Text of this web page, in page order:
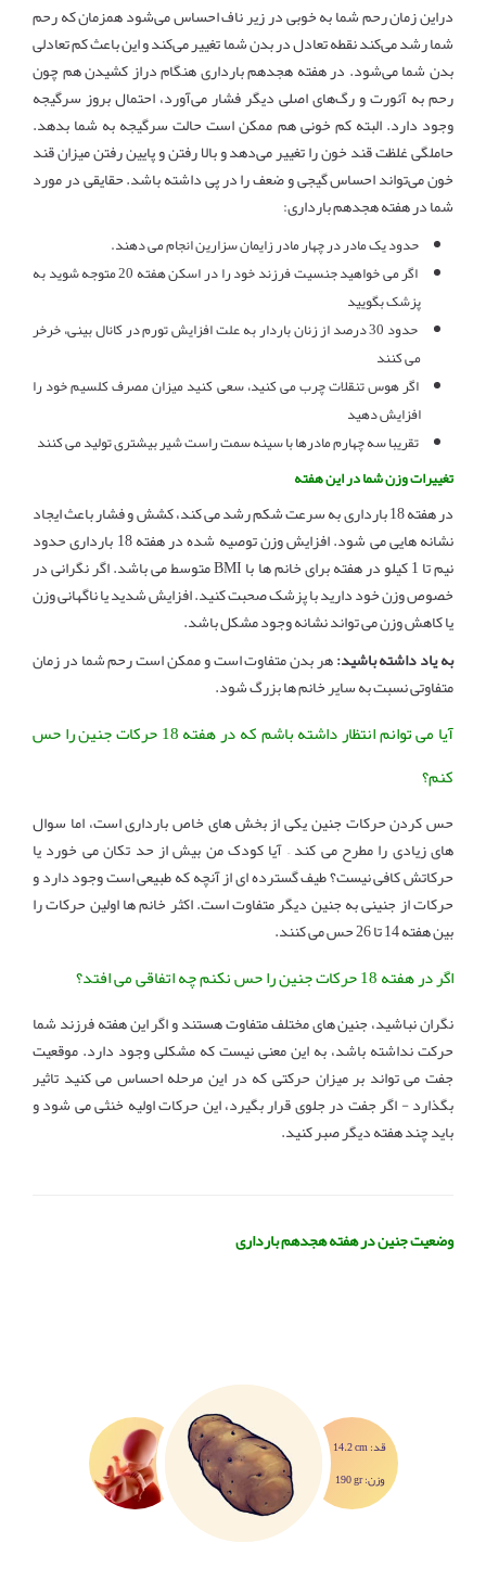
دراین زمان رحم شما به خوبی در زیر ناف احساس می‌شود همزمان که رحم
شما رشد می‌کند نقطه تعادل در بدن شما تغییر می‌کند و این باعث کم تعادلی
بدن شما می‌شود. در هفته هجدهم بارداری هنگام دراز کشیدن هم چون
رحم به آئورت و رگ‌های اصلی دیگر فشار می‌آورد، احتمال بروز سرگیجه
وجود دارد. البته کم خونی هم ممکن است حالت سرگیجه به شما بدهد.
حاملگی غلظت قند خون را تغییر می‌دهد و بالا رفتن و پایین رفتن میزان قند
خون می‌تواند احساس گیجی و ضعف را در پی داشته باشد. حقایقی در مورد
شما در هفته هجدهم بارداری:
حدود یک مادر در چهار مادر زایمان سزارین انجام می دهند.
اگر می خواهید جنسیت فرزند خود را در اسکن هفته 20 متوجه شوید به
پزشک بگویید
حدود 30 درصد از زنان باردار به علت افزایش تورم در کانال بینی، خرخر
می کنند
اگر هوس تنقلات چرب می کنید، سعی کنید میزان مصرف کلسیم خود را
افزایش دهید
تقریبا سه چهارم مادرها با سینه سمت راست شیر بیشتری تولید می کنند
تغییرات وزن شما در این هفته
در هفته 18 بارداری به سرعت شکم رشد می کند، کشش و فشار باعث ایجاد
نشانه هایی می شود. افزایش وزن توصیه شده در هفته 18 بارداری حدود
نیم تا 1 کیلو در هفته برای خانم ها با BMI متوسط می باشد. اگر نگرانی در
خصوص وزن خود دارید با پزشک صحبت کنید. افزایش شدید یا ناگهانی وزن
یا کاهش وزن می تواند نشانه وجود مشکل باشد.
به یاد داشته باشید:هر بدن متفاوت است و ممکن است رحم شما در زمان
متفاوتی نسبت به سایر خانم ها بزرگ شود.
آیا می توانم انتظار داشته باشم که در هفته 18 حرکات جنین را حس
کنم؟
حس کردن حرکات جنین یکی از بخش های خاص بارداری است، اما سوال
های زیادی را مطرح می کند – آیا کودک من بیش از حد تکان می خورد یا
حرکاتش کافی نیست؟ طیف گسترده ای از آنچه که طبیعی است وجود دارد و
حرکات از جنینی به جنین دیگر متفاوت است. اکثر خانم ها اولین حرکات را
بین هفته 14 تا 26 حس می کنند.
اگر در هفته 18 حرکات جنین را حس نکنم چه اتفاقی می افتد؟
نگران نباشید، جنین های مختلف متفاوت هستند و اگر این هفته فرزند شما
حرکت نداشته باشد، به این معنی نیست که مشکلی وجود دارد. موقعیت
جفت می تواند بر میزان حرکتی که در این مرحله احساس می کنید تاثیر
بگذارد - اگر جفت در جلوی قرار بگیرد، این حرکات اولیه خنثی می شود و
باید چند هفته دیگر صبر کنید.
وضعیت جنین در هفته هجدهم بارداری
14.2 cm :قد
190 gr :وزن